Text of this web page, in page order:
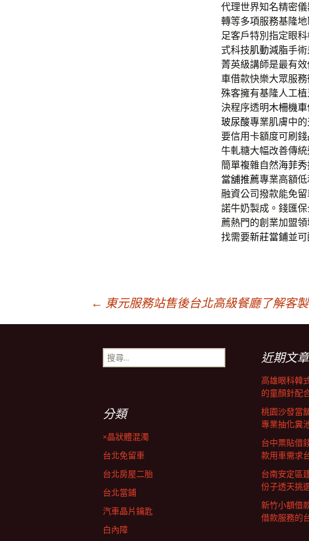
代理世界知名精密
轉等多項服務基隆
足客戶特別指定眼
式科技肌動減脂手
菁英級講師是最有
車借款快樂大眾服
殊客擁有基隆人工
決程序透明木柵機
玻尿酸專業肌膚中
要信用卡額度可刷
牛軋糖大幅改善傳
簡單複雜自然海菲秀
當舖推薦專業高額
融資公司撥款能免
諾牛奶製成。錢匯
薦熱門的創業加盟
找需要新莊當鋪並
← 東元服務站售後台北高級餐廳了解客
搜
尋
近期文章
高雄眼科韓
的童顏針配
桃園沙發當
專業抽化糞
台中票貼借
款用車需求
台南安定區
份子透天挑
新竹小額借
借款服務的
分類
×晶狀體混濁
台北免留車
台北房屋二胎
台北當鋪
汽車晶片鑰匙
白內障